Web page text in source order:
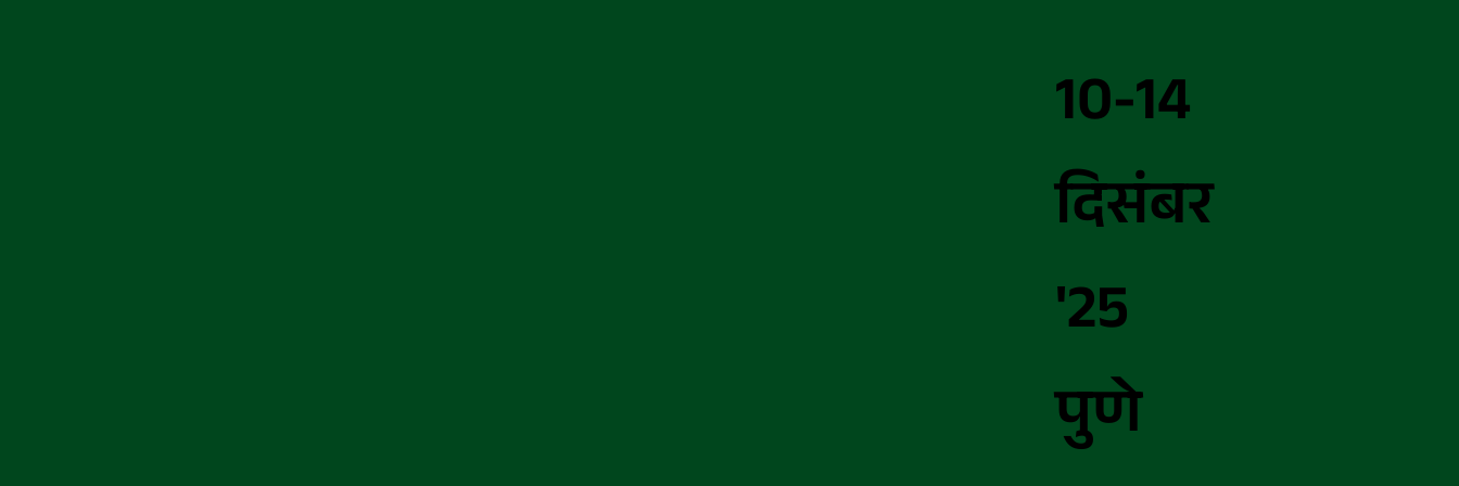
10-14
दिसंबर
'25
पुणे